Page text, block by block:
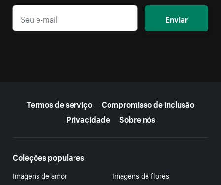
Enviar
Termos de serviço
Compromisso de inclusão
Privacidade
Sobre nós
Coleções populares
Imagens de amor
Imagens de flores